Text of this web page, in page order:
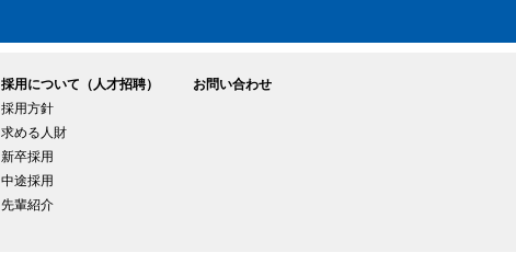
採用について（人才招聘）
採用方針
求める人財
新卒採用
中途採用
先輩紹介
お問い合わせ